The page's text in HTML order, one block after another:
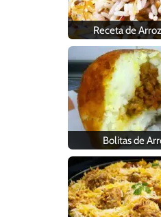
Receta de
Bolitas de